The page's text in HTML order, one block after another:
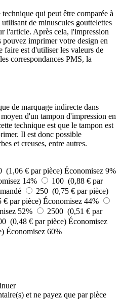
qui peut être comparée à
de minuscules gouttelettes
l'article. Après cela, l'impression
pouvez imprimer votre design en
est d'utiliser les valeurs de
correspondances PMS, la
de marquage indirecte dans
d'un tampon d'impression en
technique est que le tampon est
Il est donc possible
et creuses, entre autres.
(1,06 € par pièce) Économisez 9%
14%
100 (0,88 € par
250 (0,75 € par pièce)
€ par pièce) Économisez 44%
52%
2500 (0,51 € par
(0,48 € par pièce) Économisez
Économisez 60%
et ne payez que par pièce